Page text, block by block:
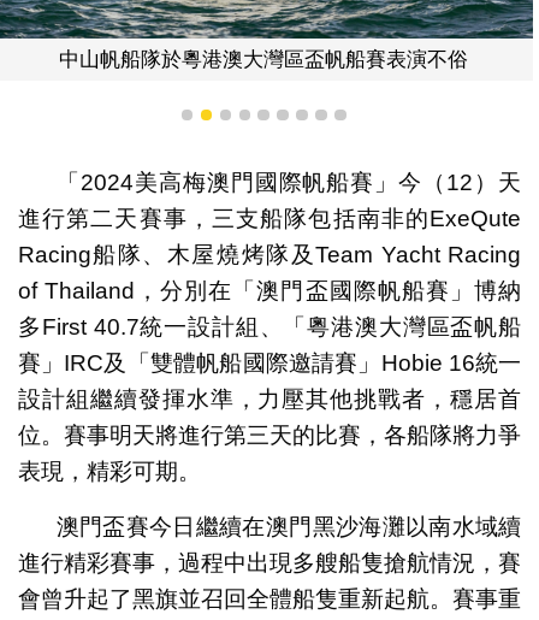
中山帆船隊於粵港澳大灣區盃帆船賽表演不俗
1 2 3 4 5 6 7 8 9
「2024美高梅澳門國際帆船賽」今（12）天
進行第二天賽事，三支船隊包括南非的ExeQute
Racing船隊、木屋燒烤隊及Team Yacht Racing
of Thailand，分別在「澳門盃國際帆船賽」博納
多First 40.7統一設計組、「粵港澳大灣區盃帆船
賽」IRC及「雙體帆船國際邀請賽」Hobie 16統一
設計組繼續發揮水準，力壓其他挑戰者，穩居首
位。賽事明天將進行第三天的比賽，各船隊將力爭
表現，精彩可期。
澳門盃賽今日繼續在澳門黑沙海灘以南水域續
進行精彩賽事，過程中出現多艘船隻搶航情況，賽
會曾升起了黑旗並召回全體船隻重新起航。賽事重